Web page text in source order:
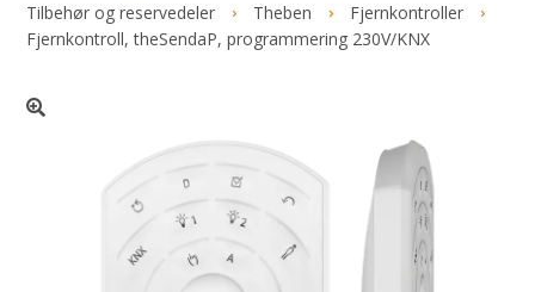
Tilbehør og reservedeler
Theben
Fjernkontroller
Fjernkontroll, theSendaP, programmering 230V/KNX